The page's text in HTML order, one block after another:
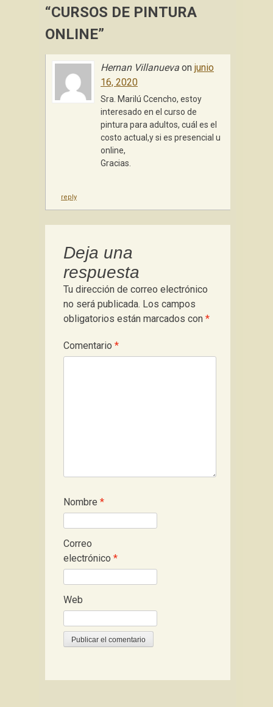
“CURSOS DE PINTURA
ONLINE”
Hernan Villanueva on junio
16, 2020
Sra. Marilú Ccencho, estoy
interesado en el curso de
pintura para adultos, cuál es el
costo actual,y si es presencial u
online,
Gracias.
reply
Deja una
respuesta
Tu dirección de correo electrónico
no será publicada. Los campos
obligatorios están marcados con *
Comentario *
Nombre *
Correo
electrónico *
Web